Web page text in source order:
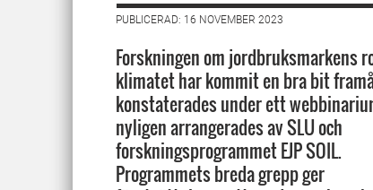
PUBLICERAD: 16 NOVEMBER 2023
Forskningen om jordbruksmarkens
klimatet har kommit en bra bit
konstaterades under ett
nyligen arrangerades av SLU och
forskningsprogrammet EJP SOIL.
Programmets breda grepp ger